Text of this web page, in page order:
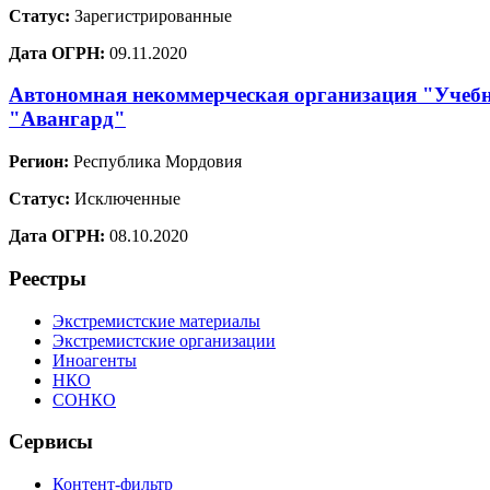
Статус: Зарегистрированные
Дата ОГРН: 09.11.2020
Автономная некоммерческая организация
"Авангард"
Регион: Республика Мордовия
Статус: Исключенные
Дата ОГРН: 08.10.2020
Реестры
Экстремистские материалы
Экстремистские организации
Иноагенты
НКО
СОНКО
Сервисы
Контент-фильтр